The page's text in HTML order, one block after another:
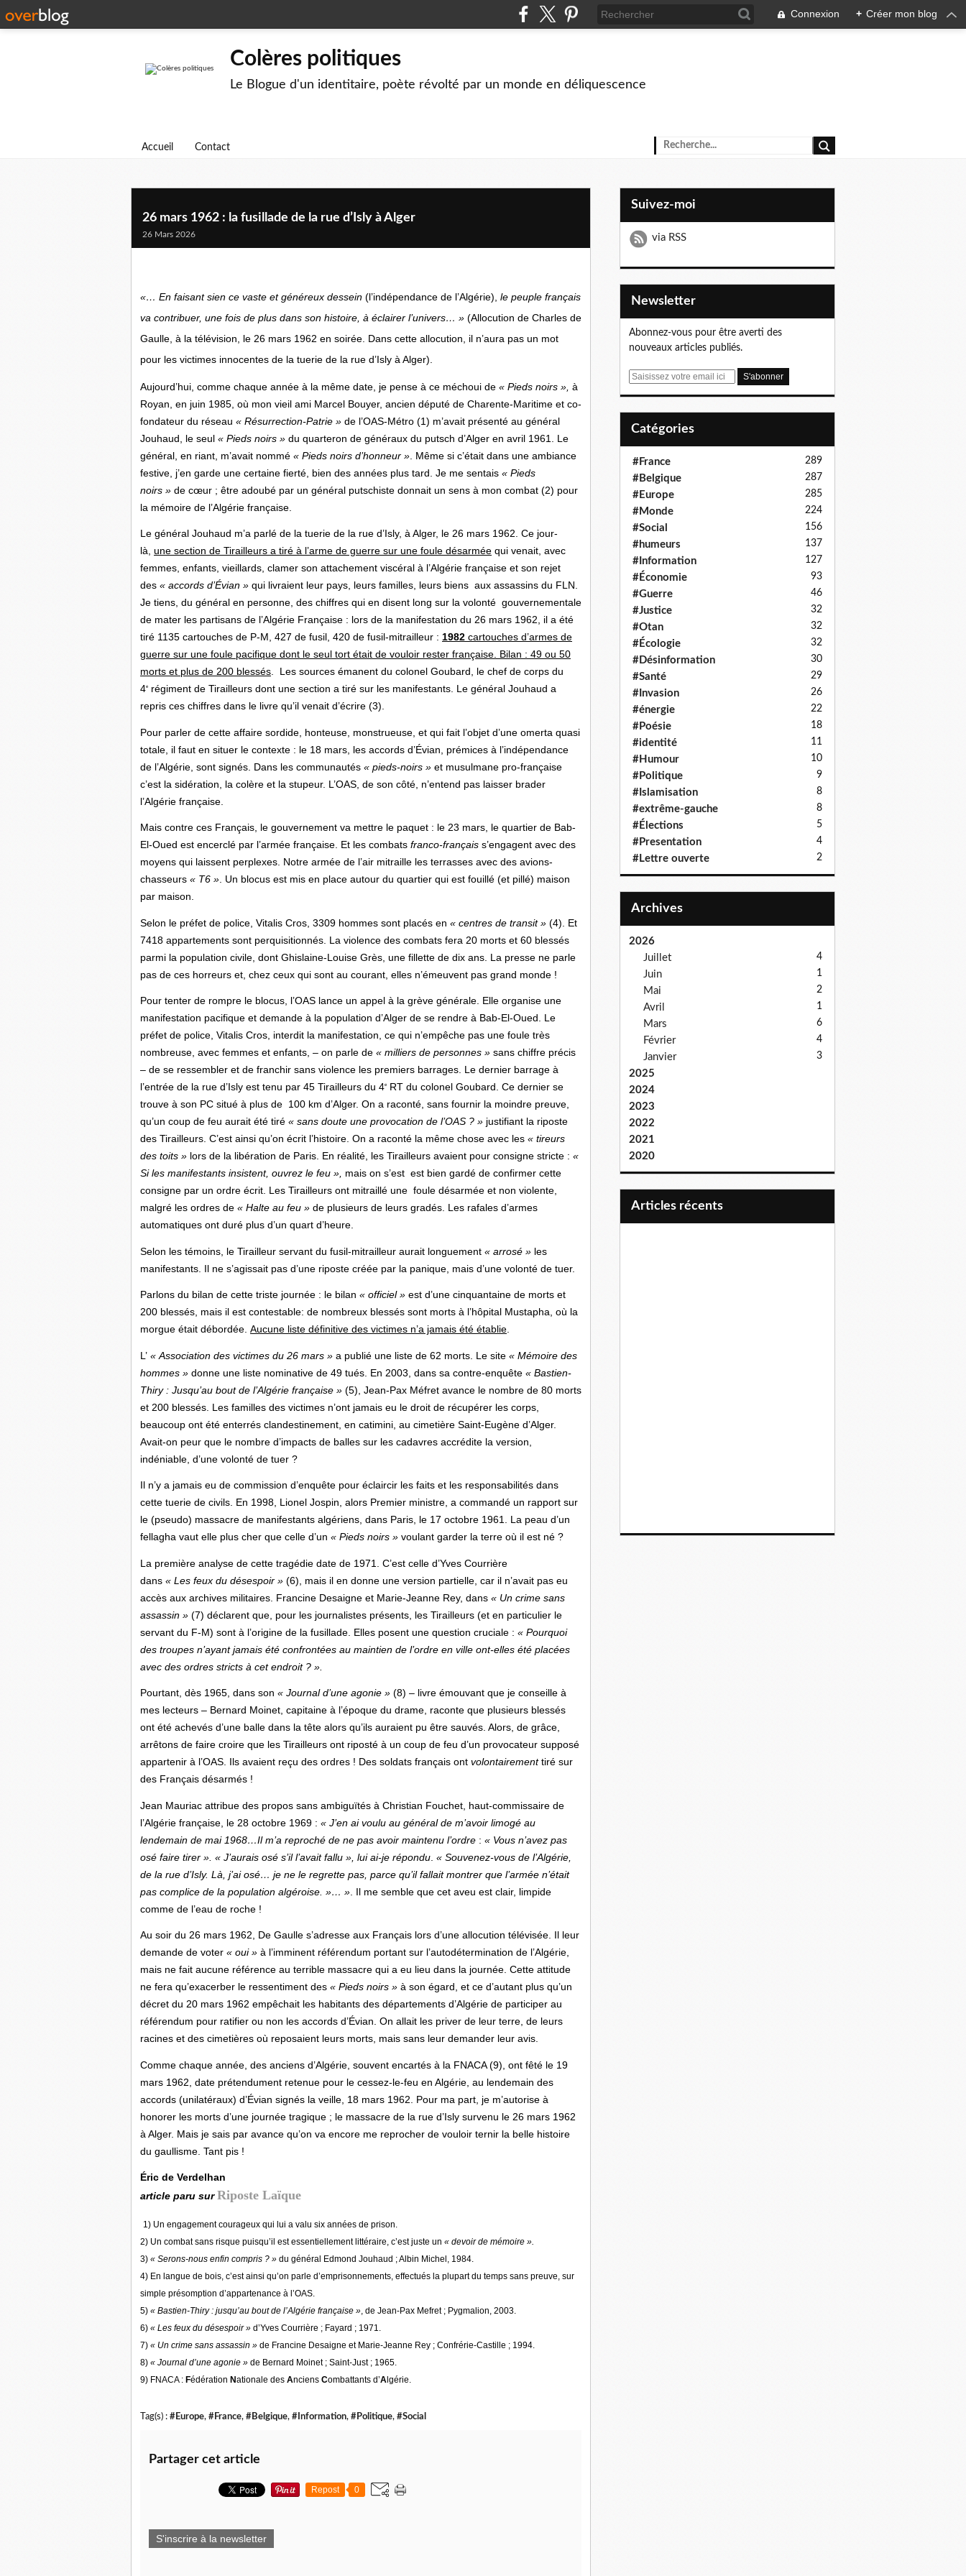
Connexion + Créer mon blog
Colères politiques
Le Blogue d'un identitaire, poète révolté par un monde en déliquescence
Accueil Contact
26 mars 1962 : la fusillade de la rue d’Isly à Alger
26 Mars 2026
«… En faisant sien ce vaste et généreux dessein (l’indépendance de l’Algérie), le peuple français
va contribuer, une fois de plus dans son histoire, à éclairer l’univers… » (Allocution de Charles de
Gaulle, à la télévision, le 26 mars 1962 en soirée. Dans cette allocution, il n’aura pas un mot
pour les victimes innocentes de la tuerie de la rue d’Isly à Alger).
Aujourd’hui, comme chaque année à la même date, je pense à ce méchoui de « Pieds noirs », à
Royan, en juin 1985, où mon vieil ami Marcel Bouyer, ancien député de Charente-Maritime et co-
fondateur du réseau « Résurrection-Patrie » de l’OAS-Métro (1) m’avait présenté au général
Jouhaud, le seul « Pieds noirs » du quarteron de généraux du putsch d’Alger en avril 1961. Le
général, en riant, m’avait nommé « Pieds noirs d’honneur » . Même si c’était dans une ambiance
festive, j’en garde une certaine fierté, bien des années plus tard. Je me sentais « Pieds
noirs » de cœur ; être adoubé par un général putschiste donnait un sens à mon combat (2) pour
la mémoire de l’Algérie française.
Le général Jouhaud m’a parlé de la tuerie de la rue d’Isly, à Alger, le 26 mars 1962. Ce jour-
là, une section de Tirailleurs a tiré à l’arme de guerre sur une foule désarmée qui venait, avec
femmes, enfants, vieillards, clamer son attachement viscéral à l’Algérie française et son rejet
des « accords d’Évian » qui livraient leur pays, leurs familles, leurs biens aux assassins du FLN.
Je tiens, du général en personne, des chiffres qui en disent long sur la volonté gouvernementale
de mater les partisans de l’Algérie Française : lors de la manifestation du 26 mars 1962, il a été
tiré 1135 cartouches de P-M, 427 de fusil, 420 de fusil-mitrailleur : 1982 cartouches d’armes de
guerre sur une foule pacifique dont le seul tort était de vouloir rester française. Bilan : 49 ou 50
morts et plus de 200 blessés . Les sources émanent du colonel Goubard, le chef de corps du
4e
régiment de Tirailleurs dont une section a tiré sur les manifestants. Le général Jouhaud a
repris ces chiffres dans le livre qu’il venait d’écrire (3).
Pour parler de cette affaire sordide, honteuse, monstrueuse, et qui fait l’objet d’une omerta quasi
totale, il faut en situer le contexte : le 18 mars, les accords d’Évian, prémices à l’indépendance
de l’Algérie, sont signés. Dans les communautés « pieds-noirs » et musulmane pro-française
c’est la sidération, la colère et la stupeur. L’OAS, de son côté, n’entend pas laisser brader
l’Algérie française.
Mais contre ces Français, le gouvernement va mettre le paquet : le 23 mars, le quartier de Bab-
El-Oued est encerclé par l’armée française. Et les combats franco-français s’engagent avec des
moyens qui laissent perplexes. Notre armée de l’air mitraille les terrasses avec des avions-
chasseurs « T6 » . Un blocus est mis en place autour du quartier qui est fouillé (et pillé) maison
par maison.
Selon le préfet de police, Vitalis Cros, 3309 hommes sont placés en « centres de transit » (4). Et
7418 appartements sont perquisitionnés. La violence des combats fera 20 morts et 60 blessés
parmi la population civile, dont Ghislaine-Louise Grès, une fillette de dix ans. La presse ne parle
pas de ces horreurs et, chez ceux qui sont au courant, elles n’émeuvent pas grand monde !
Pour tenter de rompre le blocus, l’OAS lance un appel à la grève générale. Elle organise une
manifestation pacifique et demande à la population d’Alger de se rendre à Bab-El-Oued. Le
préfet de police, Vitalis Cros, interdit la manifestation, ce qui n’empêche pas une foule très
nombreuse, avec femmes et enfants, – on parle de « milliers de personnes » sans chiffre précis
– de se ressembler et de franchir sans violence les premiers barrages. Le dernier barrage à
l’entrée de la rue d’Isly est tenu par 45 Tirailleurs du 4e
RT du colonel Goubard. Ce dernier se
trouve à son PC situé à plus de 100 km d’Alger. On a raconté, sans fournir la moindre preuve,
qu’un coup de feu aurait été tiré « sans doute une provocation de l’OAS ? » justifiant la riposte
des Tirailleurs. C’est ainsi qu’on écrit l’histoire. On a raconté la même chose avec les « tireurs
des toits » lors de la libération de Paris. En réalité, les Tirailleurs avaient pour consigne stricte : «
Si les manifestants insistent, ouvrez le feu », mais on s’est est bien gardé de confirmer cette
consigne par un ordre écrit. Les Tirailleurs ont mitraillé une foule désarmée et non violente,
malgré les ordres de « Halte au feu » de plusieurs de leurs gradés. Les rafales d’armes
automatiques ont duré plus d’un quart d’heure.
Selon les témoins, le Tirailleur servant du fusil-mitrailleur aurait longuement « arrosé » les
manifestants. Il ne s’agissait pas d’une riposte créée par la panique, mais d’une volonté de tuer.
Parlons du bilan de cette triste journée : le bilan « officiel » est d’une cinquantaine de morts et
200 blessés, mais il est contestable: de nombreux blessés sont morts à l’hôpital Mustapha, où la
morgue était débordée. Aucune liste définitive des victimes n’a jamais été établie
L’ « Association des victimes du 26 mars » a publié une liste de 62 morts. Le site « Mémoire des
hommes » donne une liste nominative de 49 tués. En 2003, dans sa contre-enquête « Bastien-
Thiry : Jusqu’au bout de l’Algérie française » (5), Jean-Pax Méfret avance le nombre de 80 morts
et 200 blessés. Les familles des victimes n’ont jamais eu le droit de récupérer les corps,
beaucoup ont été enterrés clandestinement, en catimini, au cimetière Saint-Eugène d’Alger.
Avait-on peur que le nombre d’impacts de balles sur les cadavres accrédite la version,
indéniable, d’une volonté de tuer ?
Il n’y a jamais eu de commission d’enquête pour éclaircir les faits et les responsabilités dans
cette tuerie de civils. En 1998, Lionel Jospin, alors Premier ministre, a commandé un rapport sur
le (pseudo) massacre de manifestants algériens, dans Paris, le 17 octobre 1961. La peau d’un
fellagha vaut elle plus cher que celle d’un « Pieds noirs » voulant garder la terre où il est né ?
La première analyse de cette tragédie date de 1971. C’est celle d’Yves Courrière
dans « Les feux du désespoir » (6), mais il en donne une version partielle, car il n’avait pas eu
accès aux archives militaires. Francine Desaigne et Marie-Jeanne Rey, dans « Un crime sans
assassin » (7) déclarent que, pour les journalistes présents, les Tirailleurs (et en particulier le
servant du F-M) sont à l’origine de la fusillade. Elles posent une question cruciale : « Pourquoi
des troupes n’ayant jamais été confrontées au maintien de l’ordre en ville ont-elles été placées
avec des ordres stricts à cet endroit ? ».
Pourtant, dès 1965, dans son « Journal d’une agonie » (8) – livre émouvant que je conseille à
mes lecteurs – Bernard Moinet, capitaine à l’époque du drame, raconte que plusieurs blessés
ont été achevés d’une balle dans la tête alors qu’ils auraient pu être sauvés. Alors, de grâce,
arrêtons de faire croire que les Tirailleurs ont riposté à un coup de feu d’un provocateur supposé
appartenir à l’OAS. Ils avaient reçu des ordres ! Des soldats français ont volontairementtiré sur
des Français désarmés !
Jean Mauriac attribue des propos sans ambiguïtés à Christian Fouchet, haut-commissaire de
l’Algérie française, le 28 octobre 1969 : « J’en ai voulu au général de m’avoir limogé au
lendemain de mai 1968…Il m’a reproché de ne pas avoir maintenu l’ordre : « Vous n’avez pas
osé faire tirer ». « J’aurais osé s’il l’avait fallu », lui ai-je répondu « Souvenez-vous de l’Algérie,
de la rue d’Isly. Là, j’ai osé… je ne le regrette pas, parce qu’il fallait montrer que l’armée n’était
pas complice de la population algéroise. »… » . Il me semble que cet aveu est clair, limpide
comme de l’eau de roche !
Au soir du 26 mars 1962, De Gaulle s’adresse aux Français lors d’une allocution télévisée. Il leur
demande de voter « oui » à l’imminent référendum portant sur l’autodétermination de l’Algérie,
mais ne fait aucune référence au terrible massacre qui a eu lieu dans la journée. Cette attitude
ne fera qu’exacerber le ressentiment des « Pieds noirs » à son égard, et ce d’autant plus qu’un
décret du 20 mars 1962 empêchait les habitants des départements d’Algérie de participer au
référendum pour ratifier ou non les accords d’Évian. On allait les priver de leur terre, de leurs
racines et des cimetières où reposaient leurs morts, mais sans leur demander leur avis.
Comme chaque année, des anciens d’Algérie, souvent encartés à la FNACA (9), ont fêté le 19
mars 1962, date prétendument retenue pour le cessez-le-feu en Algérie, au lendemain des
accords (unilatéraux) d’Évian signés la veille, 18 mars 1962. Pour ma part, je m’autorise à
honorer les morts d’une journée tragique ; le massacre de la rue d’Isly survenu le 26 mars 1962
à Alger. Mais je sais par avance qu’on va encore me reprocher de vouloir ternir la belle histoire
du gaullisme. Tant pis !
Éric de Verdelhan
article paru sur Riposte Laïque
1) Un engagement courageux qui lui a valu six années de prison.
2) Un combat sans risque puisqu’il est essentiellement littéraire, c’est juste un « devoir de mémoire ».
3) « Serons-nous enfin compris ? » du général Edmond Jouhaud ; Albin Michel, 1984.
4) En langue de bois, c’est ainsi qu’on parle d’emprisonnements, effectués la plupart du temps sans preuve, sur
simple présomption d’appartenance à l’OAS.
5) « Bastien-Thiry : jusqu’au bout de l’Algérie française » , de Jean-Pax Mefret ; Pygmalion, 2003.
6) « Les feux du désespoir » d’Yves Courrière ; Fayard ; 1971.
7) « Un crime sans assassin » de Francine Desaigne et Marie-Jeanne Rey ; Confrérie-Castille ; 1994.
8) « Journal d’une agonie » de Bernard Moinet ; Saint-Just ; 1965.
9) FNACA : Fédération Nationale des Anciens Combattants d’Algérie.
Tag(s) : #Europe, #France, #Belgique, #Information, #Politique, #Social
Partager cet article
Repost 0
S'inscrire à la newsletter
Suivez-moi
via RSS
Newsletter
Abonnez-vous pour être averti des
nouveaux articles publiés.
E
Catégories
#France 289
#Belgique 287
#Europe 285
#Monde 224
#Social 156
#humeurs 137
#Information 127
#Économie 93
#Guerre 46
#Justice 32
#Otan 32
#Écologie 32
#Désinformation 30
#Santé 29
#Invasion 26
#énergie 22
#Poésie 18
#identité 11
#Humour 10
#Politique 9
#Islamisation 8
#extrême-gauche 8
#Élections 5
#Presentation 4
#Lettre ouverte 2
Archives
2026
Juillet
4
Juin 1
Mai 2
Avril 1
Mars 6
Février 4
Janvier 3
2025
2024
2023
2022
2021
2020
articles récents